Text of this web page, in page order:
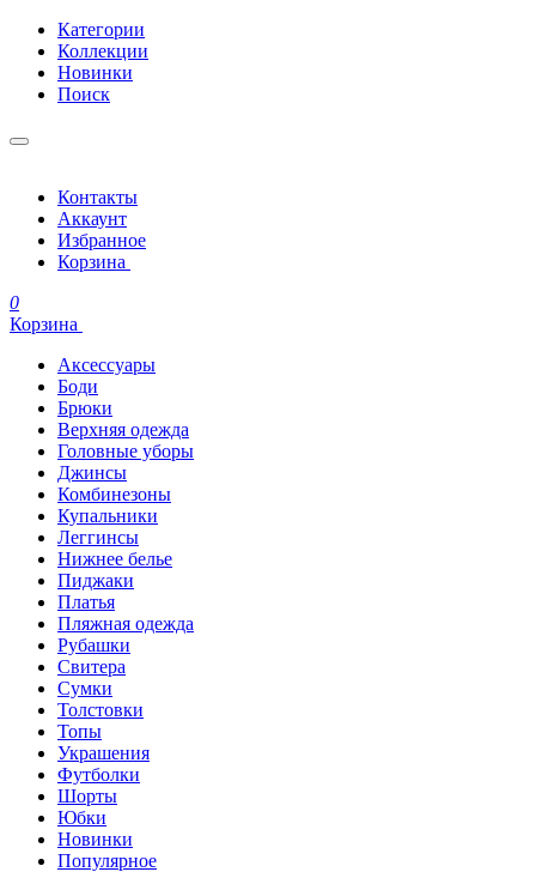
Категории
Коллекции
Новинки
Поиск
Контакты
Аккаунт
Избранное
Корзина
0
Корзина
Аксессуары
Боди
Брюки
Верхняя одежда
Головные уборы
Джинсы
Комбинезоны
Купальники
Леггинсы
Нижнее белье
Пиджаки
Платья
Пляжная одежда
Рубашки
Свитера
Сумки
Толстовки
Топы
Украшения
Футболки
Шорты
Юбки
Новинки
Популярное